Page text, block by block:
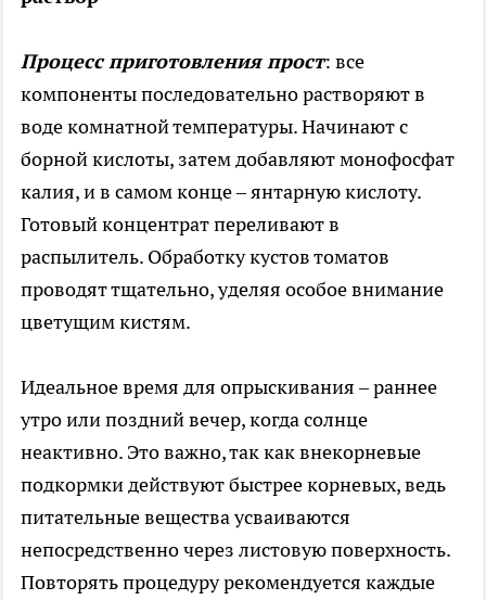
Процесс приготовления прост: все
компоненты последовательно растворяют в
воде комнатной температуры. Начинают с
борной кислоты, затем добавляют монофосфат
калия, и в самом конце – янтарную кислоту.
Готовый концентрат переливают в
распылитель. Обработку кустов томатов
проводят тщательно, уделяя особое внимание
цветущим кистям.
Идеальное время для опрыскивания – раннее
утро или поздний вечер, когда солнце
неактивно. Это важно, так как внекорневые
подкормки действуют быстрее корневых, ведь
питательные вещества усваиваются
непосредственно через листовую поверхность.
Повторять процедуру рекомендуется каждые